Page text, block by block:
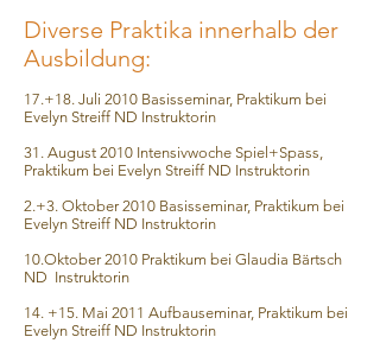
Diverse Praktika innerhalb der
Ausbildung:
17.+18. Juli 2010 Basisseminar, Praktikum bei
Evelyn Streiff ND Instruktorin
31. August 2010 Intensivwoche Spiel+Spass,
Praktikum bei Evelyn Streiff ND Instruktorin
2.+3. Oktober 2010 Basisseminar, Praktikum bei
Evelyn Streiff ND Instruktorin
10.Oktober 2010 Praktikum bei Glaudia Bärtsch
ND Instruktorin
14. +15. Mai 2011 Aufbauseminar, Praktikum bei
Evelyn Streiff ND Instruktorin